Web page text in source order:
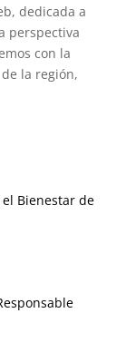
dedicada a
perspectiva
con la
la región,
Bienestar de